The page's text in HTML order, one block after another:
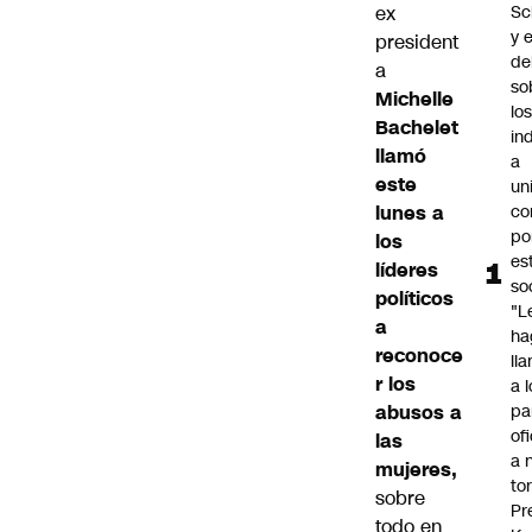
ex
president
a
Michelle
Bachelet
llamó
este
lunes a
los
líderes
políticos
a
reconoce
r los
abusos a
las
mujeres,
sobre
todo en
y
los
a
a
a